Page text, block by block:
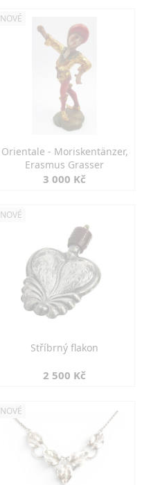
NOVÉ
Orientale - Moriskentänzer,
Erasmus Grasser
3 000 Kč
NOVÉ
Stříbrný flakon
2 500 Kč
NOVÉ